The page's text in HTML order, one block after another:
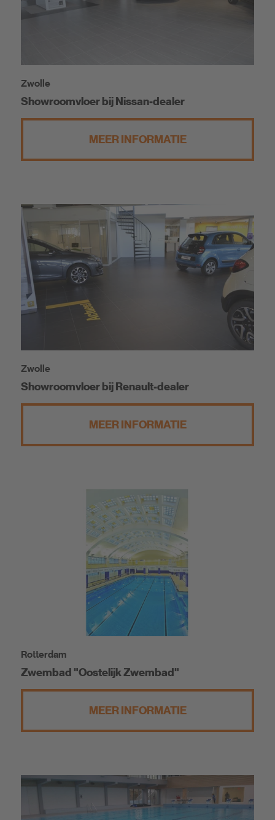
Zwolle
Showroomvloer bij Nissan-dealer
MEER INFORMATIE
Zwolle
Showroomvloer bij Renault-dealer
MEER INFORMATIE
Rotterdam
Zwembad "Oostelijk Zwembad"
MEER INFORMATIE